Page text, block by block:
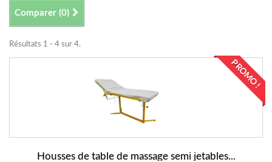
Comparer (0)
Résultats 1 - 4 sur 4.
PROMO !
Housses de table de massage semi jetables...